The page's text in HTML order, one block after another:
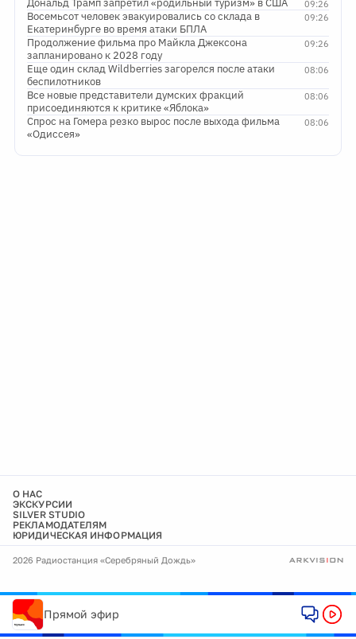
09:26
09:26
Восемьсот человек эвакуировались со склада в
Екатеринбурге во время атаки БПЛА
09:26
Продолжение фильма про Майкла Джексона
запланировано к 2028 году
08:06
Еще один склад Wildberries загорелся после атаки
беспилотников
08:06
Все новые представители думских фракций
присоединяются к критике «Яблока»
08:06
Спрос на Гомера резко вырос после выхода фильма
«Одиссея»
О НАС
ЭКСКУРСИИ
SILVER STUDIO
РЕКЛАМОДАТЕЛЯМ
ЮРИДИЧЕСКАЯ ИНФОРМАЦИЯ
2026 Радиостанция «Серебряный Дождь»
Прямой эфир